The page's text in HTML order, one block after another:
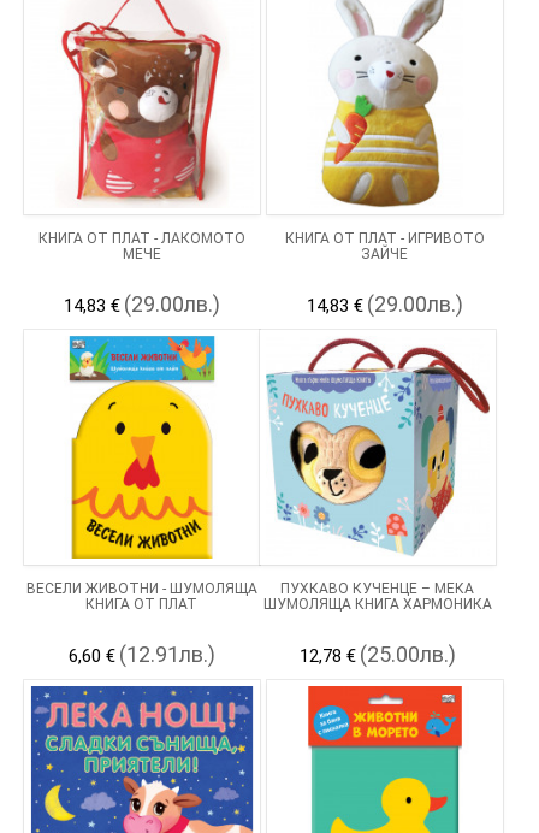
КНИГА ОТ ПЛАТ - ЛАКОМОТО
МЕЧЕ
14,83 € (29.00лв.)
КНИГА ОТ ПЛАТ - ИГРИВОТО
ЗАЙЧЕ
14,83 € (29.00лв.)
ВЕСЕЛИ ЖИВОТНИ - ШУМОЛЯЩА
КНИГА ОТ ПЛАТ
6,60 € (12.91лв.)
ПУХКАВО КУЧЕНЦЕ – МЕКА
ШУМОЛЯЩА КНИГА ХАРМОНИКА
12,78 € (25.00лв.)